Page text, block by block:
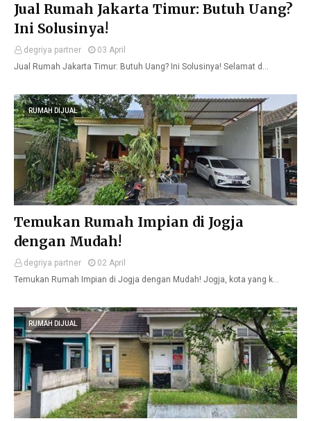
Jual Rumah Jakarta Timur: Butuh Uang?
Ini Solusinya!
degriya partner
03 April
Jual Rumah Jakarta Timur: Butuh Uang? Ini Solusinya! Selamat d…
RUMAH DIJUAL
Temukan Rumah Impian di Jogja
dengan Mudah!
degriya partner
02 April
Temukan Rumah Impian di Jogja dengan Mudah! Jogja, kota yang k…
RUMAH DIJUAL